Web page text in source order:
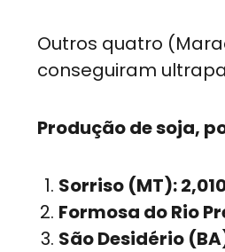
Outros quatro
conseguiram
Produção de soja,
Sorriso (MT):
Formosa do Rio
São Desidério